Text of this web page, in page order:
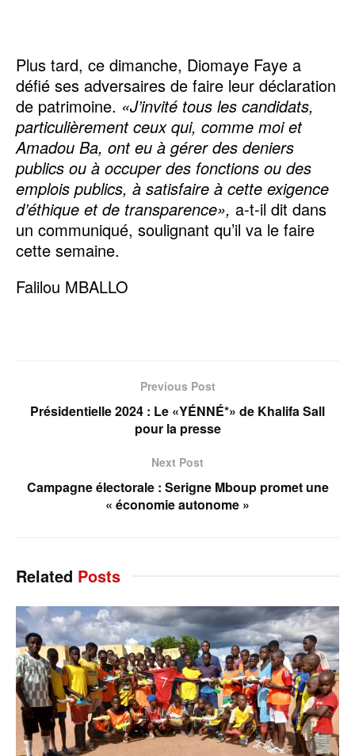
Plus tard, ce dimanche, Diomaye Faye a
défié ses adversaires de faire leur déclaration
de patrimoine. «J’invité tous les candidats,
particulièrement ceux qui, comme moi et
Amadou Ba, ont eu à gérer des deniers
publics ou à occuper des fonctions ou des
emplois publics, à satisfaire à cette exigence
d’éthique et de transparence», a-t-il dit dans
un communiqué, soulignant qu’il va le faire
cette semaine.
Falilou MBALLO
Previous Post
Présidentielle 2024 : Le «YÉNNÉ*» de Khalifa Sall
pour la presse
Next Post
Campagne électorale : Serigne Mboup promet une
« économie autonome »
Related Posts